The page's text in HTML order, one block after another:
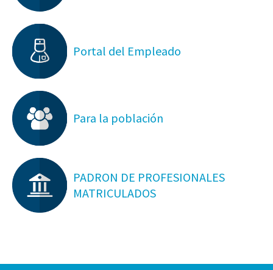
Portal del Empleado
Para la población
PADRON DE PROFESIONALES
MATRICULADOS